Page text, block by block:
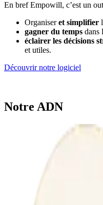
En bref Empowill, c’est un
Organiseret simplifier
gagner du temps dans
éclairer les décisions
et utiles.
Découvrir notre logiciel
Notre ADN